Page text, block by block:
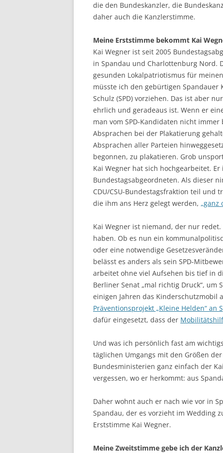
die den Bundeskanzler, die
daher auch die Kanzlerstimme.
Meine Erststimme bekommt Kai
Kai Wegner ist seit 2005
in Spandau und Charlottenburg Nord.
gesunden Lokalpatriotismus für
müsste ich den gebürtigen Spandauer
Schulz (SPD) vorziehen. Das ist aber
ehrlich und geradeaus ist. Wenn er
man vom SPD-Kandidaten nicht
Absprachen bei der Plakatierung
Absprachen aller Parteien
begonnen, zu plakatieren. Grob
Kai Wegner hat sich hochgearbeitet.
Bundestagsabgeordneten. Als dieser
CDU/CSU-Bundestagsfraktion teil und
die ihm ans Herz gelegt werden, „ganz
Kai Wegner ist niemand, der nur
haben. Ob es nun ein
oder eine notwendige
belässt es anders als sein SPD-
arbeitet ohne viel Aufsehen bis tief in
Berliner Senat „mal richtig Druck“, um
einigen Jahren das Kinderschutzmobil
Präventionsprojekt „Kleine Helden“ an
dafür eingesetzt, dass der
Und was ich persönlich fast am
täglichen Umgangs mit den Größen
Bundesministerien ganz einfach der
vergessen, wo er herkommt: aus
Daher wohnt auch er nach wie vor in
Spandau, der es vorzieht im Wedding
Erststimme Kai Wegner.
Meine Zweitstimme gebe ich der